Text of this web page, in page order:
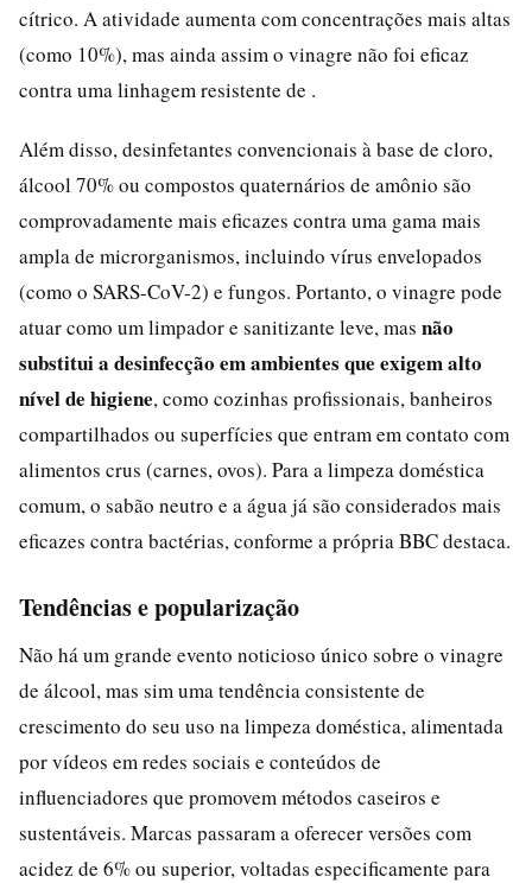
cítrico. A atividade aumenta com concentrações mais altas
(como 10%), mas ainda assim o vinagre não foi eficaz
contra uma linhagem resistente de .
Além disso, desinfetantes convencionais à base de cloro,
álcool 70% ou compostos quaternários de amônio são
comprovadamente mais eficazes contra uma gama mais
ampla de microrganismos, incluindo vírus envelopados
(como o SARS-CoV-2) e fungos. Portanto, o vinagre pode
atuar como um limpador e sanitizante leve, mas não
substitui a desinfecção em ambientes que exigem alto
nível de higiene, como cozinhas profissionais, banheiros
compartilhados ou superfícies que entram em contato com
alimentos crus (carnes, ovos). Para a limpeza doméstica
comum, o sabão neutro e a água já são considerados mais
eficazes contra bactérias, conforme a própria BBC destaca.
Tendências e popularização
Não há um grande evento noticioso único sobre o vinagre
de álcool, mas sim uma tendência consistente de
crescimento do seu uso na limpeza doméstica, alimentada
por vídeos em redes sociais e conteúdos de
influenciadores que promovem métodos caseiros e
sustentáveis. Marcas passaram a oferecer versões com
acidez de 6% ou superior, voltadas especificamente para